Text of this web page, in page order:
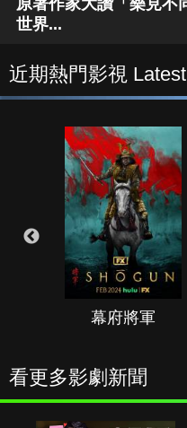
世界...
近期熱門影視
幕府將軍
看更多影劇新聞